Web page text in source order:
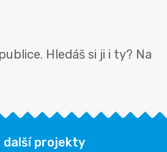
Hledáš si ji i ty? Na
další projekty